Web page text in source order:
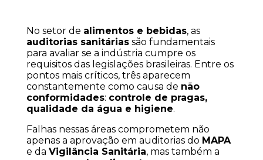
No setor de alimentos e bebidas
auditorias sanitárias são fundamentais
para avaliar se a indústria cumpre os
requisitos das legislações brasileiras. Entre os
pontos mais críticos, três aparecem
constantemente como causa de não
conformidades: controle de pragas,
qualidade da água e higiene.
Falhas nessas áreas comprometem não
apenas a aprovação em auditorias do MAPA
e da Vigilância Sanitária